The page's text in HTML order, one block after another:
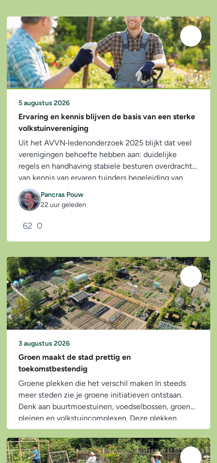
5 augustus 2026
Ervaring en kennis blijven de basis van een sterke
volkstuinvereniging
Uit het AVVN‑ledenonderzoek 2025 blijkt dat veel
verenigingen behoefte hebben aan: duidelijke
regels en handhaving stabiele besturen overdracht
van kennis van ervaren tuinders begeleiding van
nieuwe leden...
Pancras Pouw
22 uur geleden
62 0
3 augustus 2026
Groen maakt de stad prettig en
toekomstbestendig
Groene plekken die het verschil maken In steeds
meer steden zie je groene initiatieven ontstaan.
Denk aan buurtmoestuinen, voedselbossen, groene
pleinen en volkstuincomplexen. Deze plekken
zorgen voor:...